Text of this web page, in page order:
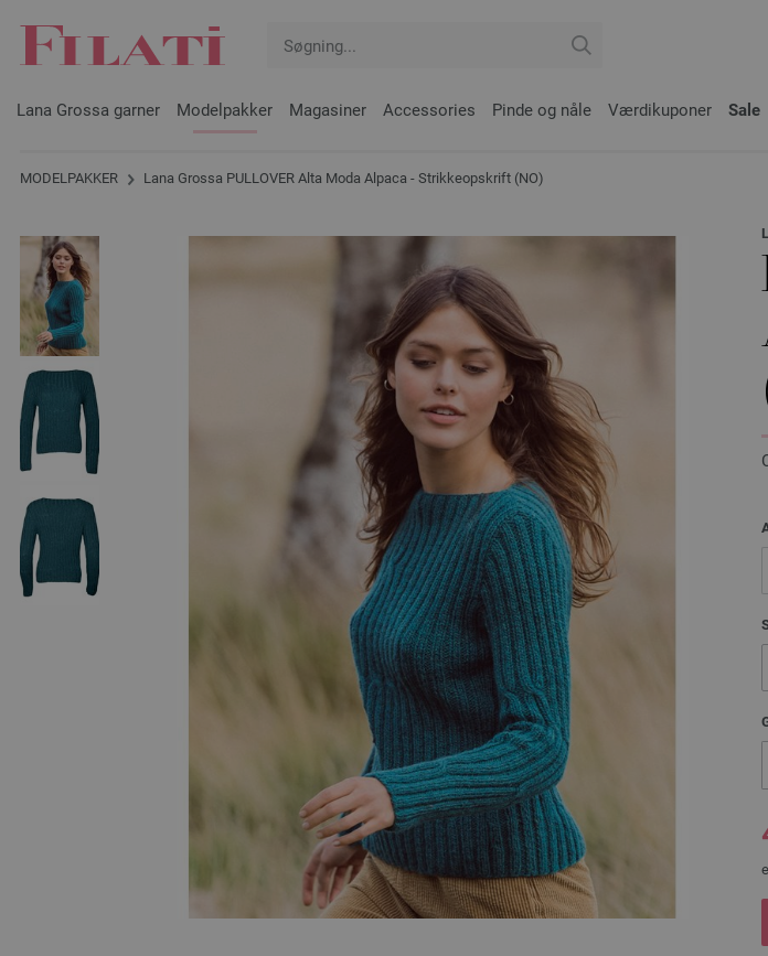
Lana Grossa garner Modelpakker Magasiner Accessories Pinde og nåle Værdikuponer Sale
MODELPAKKER Lana Grossa PULLOVER Alta Moda Alpaca - Strikkeopskrift (NO)